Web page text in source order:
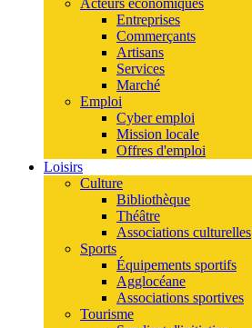
Acteurs économiques
Entreprises
Commerçants
Artisans
Services
Marché
Emploi
Cyber emploi
Mission locale
Offres d'emploi
Loisirs
Culture
Bibliothèque
Théâtre
Associations culturelles
Sports
Équipements sportifs
Agglocéane
Associations sportives
Tourisme